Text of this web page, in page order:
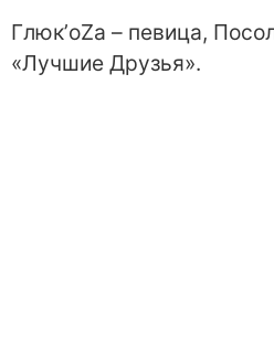
Глюк’oZa – певица,
«Лучшие Друзья».